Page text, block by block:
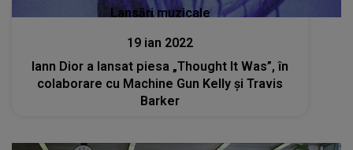
Lansări muzicale
19 ian 2022
Iann Dior a lansat piesa „Thought It Was”, în
colaborare cu Machine Gun Kelly și Travis
Barker